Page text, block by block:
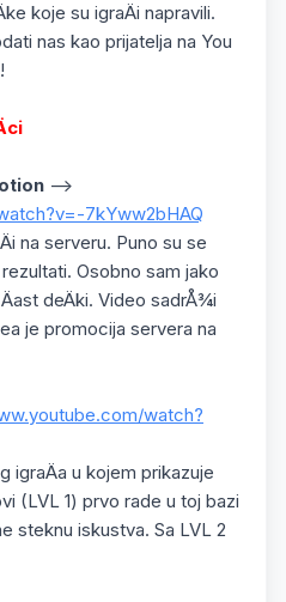
koje su igraÄi napravili.
nas kao prijatelja na You
-->
7kYww2bHAQ
na serveru. Puno su se
Osobno sam jako
deÄki. Video sadrÅ¾i
je promocija servera na
watch?
igraÄa u kojem prikazuje
(LVL 1) prvo rade u toj bazi
steknu iskustva. Sa LVL 2